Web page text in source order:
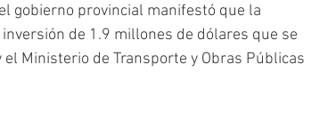
gobierno provincial manifestó que la
de 1.9 millones de dólares que se
Ministerio de Transporte y Obras Públicas